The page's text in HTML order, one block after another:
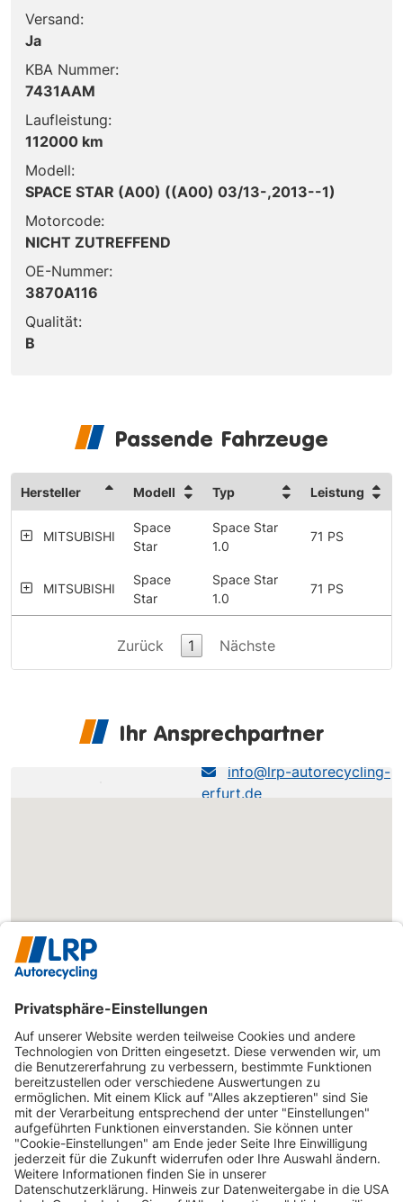
Versand:
Ja
KBA Nummer:
7431AAM
Laufleistung:
112000 km
Modell:
SPACE STAR (A00) ((A00) 03/13-,2013--1)
Motorcode:
NICHT ZUTREFFEND
OE-Nummer:
3870A116
Qualität:
B
Passende Fahrzeuge
Hersteller Modell Typ Leistung
MITSUBISHI
Space
Star
Space Star
1.0
71 PS
MITSUBISHI
Space
Star
Space Star
1.0
71 PS
Zurück 1 Nächste
Ihr Ansprechpartner
LRP Erfurt
info@lrp-autorecycling-
erfurt.de
INFORMATIONEN